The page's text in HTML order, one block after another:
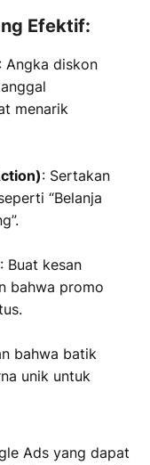
Efektif:
: Angka diskon
menarik
: Sertakan
“Belanja
: Buat kesan
bahwa promo
bahwa batik
unik untuk
Ads yang dapat